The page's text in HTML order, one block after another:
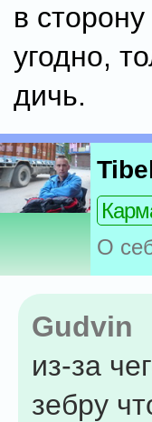
в
угодно,
дичь.
О
Gudvin
из-за
зебру